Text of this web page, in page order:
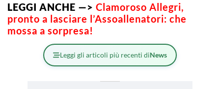
LEGGI ANCHE —> Clamoroso Allegri,
pronto a lasciare l’Assoallenatori: che
mossa a sorpresa!
Leggi gli articoli più recenti diNews